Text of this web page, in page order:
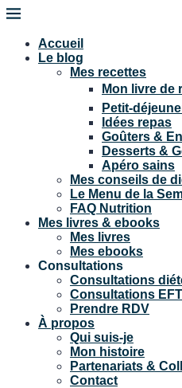
Accueil
Le blog
Mes recettes
Mon livre de
Petit-
Idées repas
Goûters &
Desserts &
Apéro sains
Mes conseils de
Le Menu de la
FAQ Nutrition
Mes livres & ebooks
Mes livres
Mes ebooks
Consultations
Consultations
Consultations EFT
Prendre RDV
À propos
Qui suis-je
Mon histoire
Partenariats &
Contact